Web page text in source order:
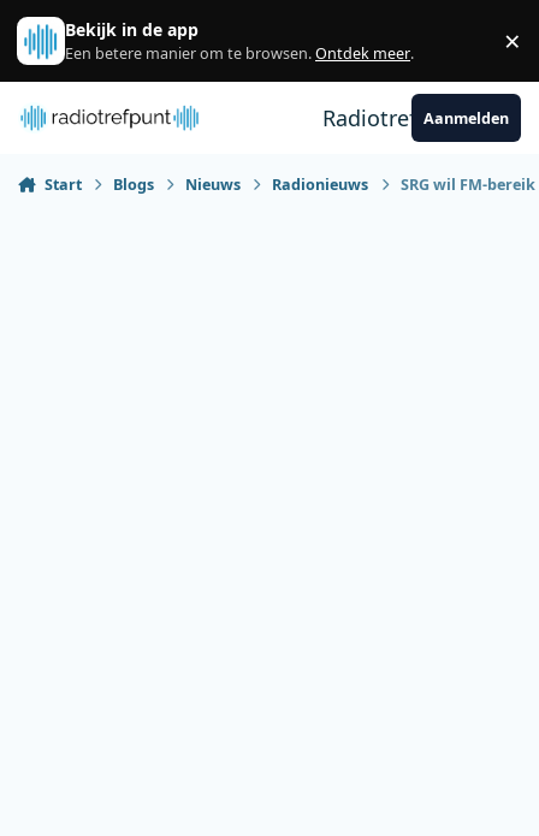
Spring naar bijdragen
Bekijk in de app
Een betere manier om te browsen.Ontdek meer. ×
RadiotrefpuntAanmelden
Start Blogs Nieuws Radionieuws SRG wil FM-